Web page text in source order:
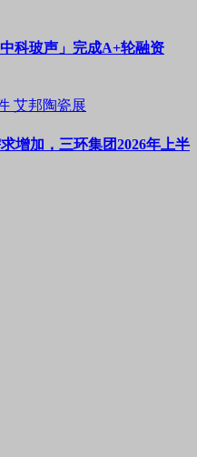
科玻声」完成A+轮融资
艾邦陶瓷展
增加，三环集团2026年上半